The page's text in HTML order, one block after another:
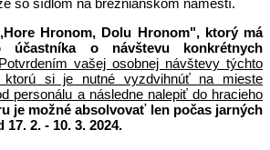
so sídlom na breznianskom námestí.
Hronom, Dolu Hronom", ktorý má
účastníka o návštevu konkrétnych
Potvrdením vašej osobnej návštevy týchto
ktorú si je nutné vyzdvihnúť na mieste
personálu a následne nalepiť do hracieho
je možné absolvovať len počas jarných
2. - 10. 3. 2024.